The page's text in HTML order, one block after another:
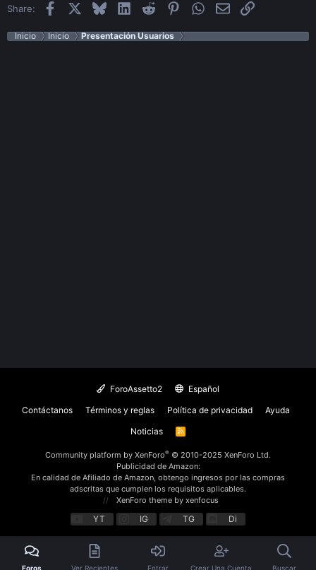
Share: Facebook BlueskyLinkedInReddit PinterestWhatsApp
EmailEnlace
Inicio Inicio Presentación Usuarios
ForoAssetto2
Español
Contáctanos
Términos y reglas Política de privacidad
Ayuda
Noticias
R
Community platform by XenForo® © 2010-2025 XenForo Ltd.
Publicidad de Amazon:
En calidad de Afiliado de Amazon, obtengo ingresos por las compras
adscritas que cumplen los requisitos aplicables.
XenForo theme by xenfocus
YT IG TG Di
Foros Ver Recientes Entrar Crear Una Cuenta Buscar